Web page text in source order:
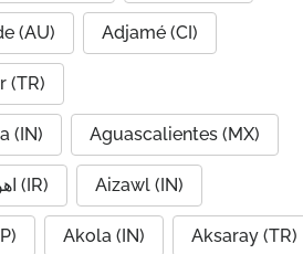
(AU) Adjamé (CI)
(TR)
(IN) Aguascalientes (MX)
Ahwaz, اهواز (IR) Aizawl (IN)
Akola (IN) Aksaray (TR)